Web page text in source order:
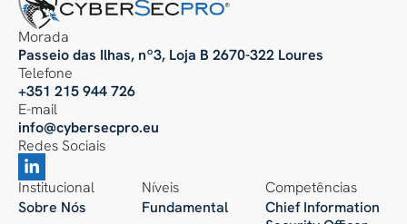
Morada
Passeio das Ilhas, nº3, Loja B 2670-322 Loures
Telefone
+351 215 944 726
E-mail
info@cybersecpro.eu
Redes Sociais
Institucional
Sobre Nós
Níveis
Fundamental
Competências
Chief Information